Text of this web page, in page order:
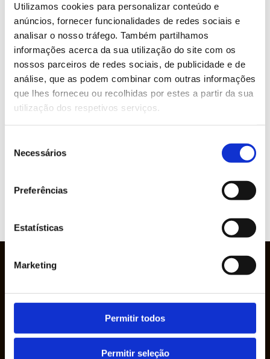
Utilizamos cookies para personalizar conteúdo e
anúncios, fornecer funcionalidades de redes sociais e
analisar o nosso tráfego. Também partilhamos
informações acerca da sua utilização do site com os
nossos parceiros de redes sociais, de publicidade e de
análise, que as podem combinar com outras informações
que lhes forneceu ou recolhidas por estes a partir da sua
utilização dos respetivos serviços.
Necessários
Preferências
Estatísticas
Marketing
Permitir todos
Permitir seleção
#Elmeta
WOULD YOU LIKE MORE INFORMATION
ABOUT THIS PRODUCT?
WEBSITE